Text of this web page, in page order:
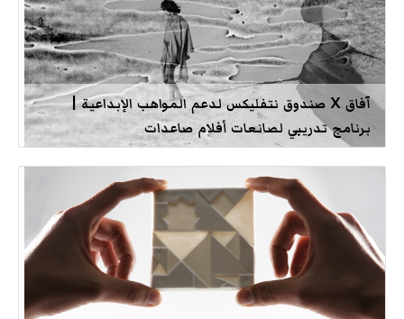
آفاق X صندوق نتفليكس لدعم المواهب الإبداعية |
برنامج تدريبي لصانعات أفلام صاعدات